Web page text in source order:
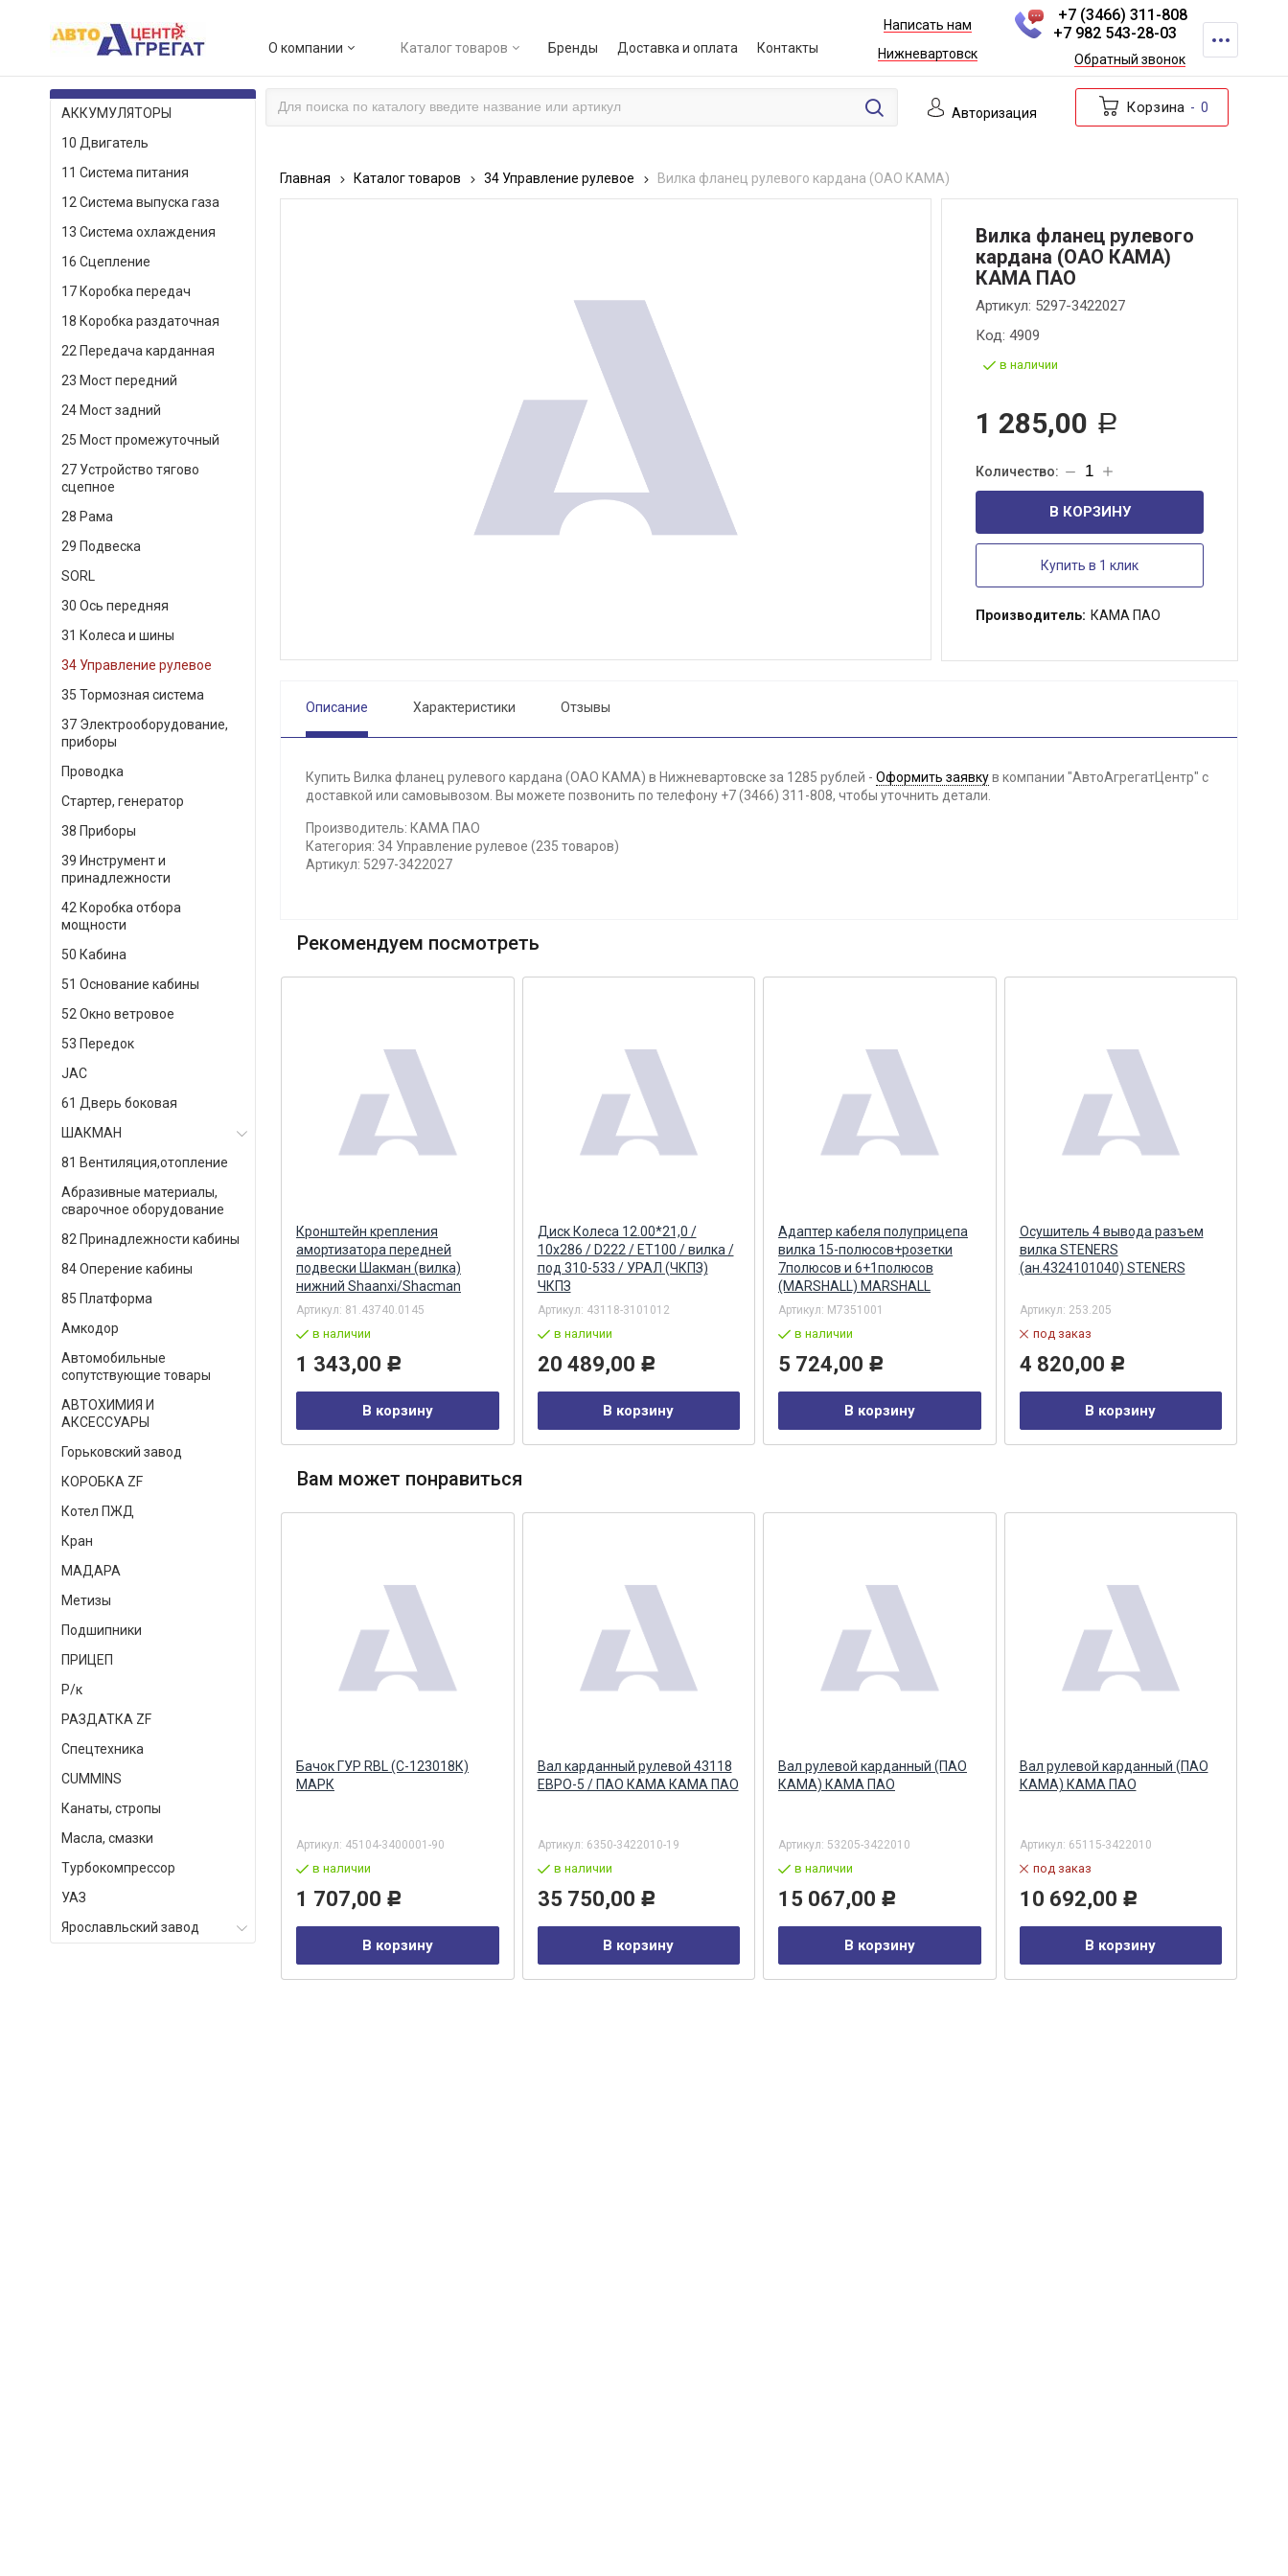
О компании Каталог товаров Бренды Доставка и оплата Контакты
Написать нам
Нижневартовск
+7 (3466) 311-808
+7 982 543-28-03
Обратный звонок
КАТАЛОГ ТОВАРОВ Авторизация Корзина 0
АККУМУЛЯТОРЫ
10 Двигатель
11 Система питания
12 Система выпуска газа
13 Система охлаждения
16 Сцепление
17 Коробка передач
18 Коробка раздаточная
22 Передача карданная
23 Мост передний
24 Мост задний
25 Мост промежуточный
27 Устройство тягово
сцепное
28 Рама
29 Подвеска
SORL
30 Ось передняя
31 Колеса и шины
34 Управление рулевое
35 Тормозная система
37 Электрооборудование,
приборы
Проводка
Стартер, генератор
38 Приборы
39 Инструмент и
принадлежности
42 Коробка отбора
мощности
50 Кабина
51 Основание кабины
52 Окно ветровое
53 Передок
JAC
61 Дверь боковая
ШАКМАН
81 Вентиляция,отопление
Абразивные материалы,
сварочное оборудование
82 Принадлежности кабины
84 Оперение кабины
85 Платформа
Амкодор
Автомобильные
сопутствующие товары
АВТОХИМИЯ И
АКСЕССУАРЫ
Горьковский завод
КОРОБКА ZF
Котел ПЖД
Кран
МАДАРА
Метизы
Подшипники
ПРИЦЕП
Р/к
РАЗДАТКА ZF
Спецтехника
СUMMINS
Канаты, стропы
Масла, смазки
Турбокомпрессор
УАЗ
Ярославльский завод
Главная Каталог товаров 34 Управление рулевое Вилка фланец рулевого кардана (ОАО КАМА)
Вилка фланец рулевого
кардана (ОАО КАМА)
КАМА ПАО
Артикул: 5297-3422027
Код: 4909
в наличии
1 285,00 Р
В КОРЗИНУ
Купить в 1 клик
Производитель: КАМА ПАО
Описание Характеристики Отзывы
Купить Вилка фланец рулевого кардана (ОАО КАМА) в Нижневартовске за 1285 рублей - Оформить заявкув компании "АвтоАгрегатЦентр" с
доставкой или самовывозом. Вы можете позвонить по телефону +7 (3466) 311-808, чтобы уточнить детали.
Производитель: КАМА ПАО
Категория: 34 Управление рулевое (235 товаров)
Артикул: 5297-3422027
Рекомендуем посмотреть
Осушитель 4 вывода разъем
вилка LAVIAT (ан. WABCO
4324101040) LAVIAT
LVT4324101040
в наличии
6 298,00 Р
В корзину
Кронштейн крепления
амортизатора передней
подвески Шакман (вилка)
нижний Shaanxi/Shacman
Артикул: 81.43740.0145
в наличии
1 343,00 Р
В корзину
Диск Колеса 12.00*21,0 /
10х286 / D222 / ET100 / вилка /
под 310-533 / УРАЛ (ЧКПЗ)
ЧКПЗ
Артикул: 43118-3101012
в наличии
20 489,00 Р
В корзину
Адаптер кабеля полуприцепа
вилка 15-полюсов+розетки
7полюсов и 6+1полюсов
(MARSHALL) MARSHALL
Артикул: M7351001
в наличии
5 724,00 Р
В корзину
Осушитель 4 вывода разъем
вилка STENERS
(ан.4324101040) STENERS
Артикул: 253.205
под заказ
4 820,00 Р
В корзину
Вам может понравиться
КАМА) КАМА ПАО
Артикул:6520-3422010
под заказ
19 941,00
В корзину
Бачок ГУР RBL (С-123018К)
МАРК
Артикул: 45104-3400001-90
в наличии
1 707,00 Р
В корзину
Вал карданный рулевой 43118
ЕВРО-5 / ПАО КАМА КАМА ПАО
Артикул: 6350-3422010-19
в наличии
35 750,00 Р
В корзину
Вал рулевой карданный (ПАО
КАМА) КАМА ПАО
Артикул: 53205-3422010
в наличии
15 067,00 Р
В корзину
Вал рулевой карданный (ПАО
КАМА) КАМА ПАО
Артикул: 65115-3422010
под заказ
10 692,00 Р
В корзину